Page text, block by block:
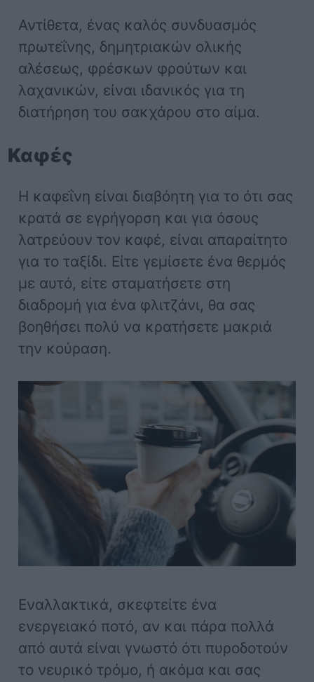
Αντίθετα, ένας καλός συνδυασμός
πρωτεΐνης, δημητριακών ολικής
αλέσεως, φρέσκων φρούτων και
λαχανικών, είναι ιδανικός για τη
διατήρηση του σακχάρου στο αίμα.
Καφές
Η καφεΐνη είναι διαβόητη για το ότι σας
κρατά σε εγρήγορση και για όσους
λατρεύουν τον καφέ, είναι απαραίτητο
για το ταξίδι. Είτε γεμίσετε ένα θερμός
με αυτό, είτε σταματήσετε στη
διαδρομή για ένα φλιτζάνι, θα σας
βοηθήσει πολύ να κρατήσετε μακριά
την κούραση.
Εναλλακτικά, σκεφτείτε ένα
ενεργειακό ποτό, αν και πάρα πολλά
από αυτά είναι γνωστό ότι πυροδοτούν
το νευρικό τρόμο, ή ακόμα και σας